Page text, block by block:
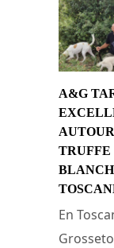
A&G
TRUFFE
En